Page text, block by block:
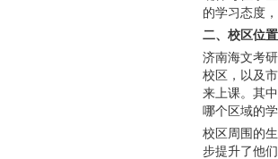
的学习态度
二、校区位
济南海文考
校区，以及
来上课。其
哪个区域的
校区周围的
步提升了他